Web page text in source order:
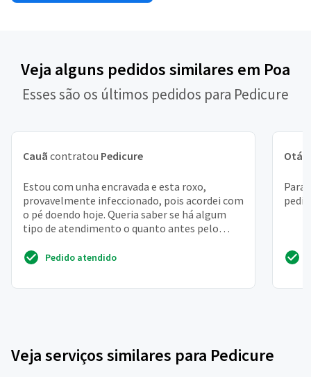
Veja alguns pedidos similares em Poa
Esses são os últimos pedidos para Pedicure
Cauã contratou Pedicure
Estou com unha encravada e esta roxo,
provavelmente infeccionado, pois acordei com
o pé doendo hoje. Queria saber se há algum
tipo de atendimento o quanto antes pelo
Pedido atendido
Para
Veja serviços similares para Pedicure